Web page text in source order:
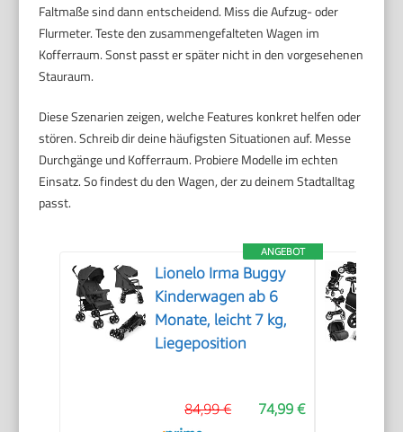
Faltmaße sind dann entscheidend. Miss die Aufzug- oder
Flurmeter. Teste den zusammengefalteten Wagen im
Kofferraum. Sonst passt er später nicht in den vorgesehenen
Stauraum.
Diese Szenarien zeigen, welche Features konkret helfen oder
stören. Schreib dir deine häufigsten Situationen auf. Messe
Durchgänge und Kofferraum. Probiere Modelle im echten
Einsatz. So findest du den Wagen, der zu deinem Stadtalltag
passt.
ANGEBOT
Lionelo Irma Buggy
Kinderwagen ab 6
Monate, leicht 7 kg,
Liegeposition
74,99 €
84,99 €